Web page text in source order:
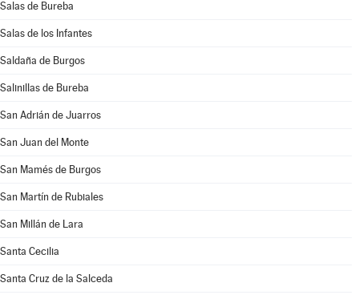
Salas de Bureba
Salas de los Infantes
Saldaña de Burgos
Salinillas de Bureba
San Adrián de Juarros
San Juan del Monte
San Mamés de Burgos
San Martín de Rubiales
San Millán de Lara
Santa Cecilia
Santa Cruz de la Salceda